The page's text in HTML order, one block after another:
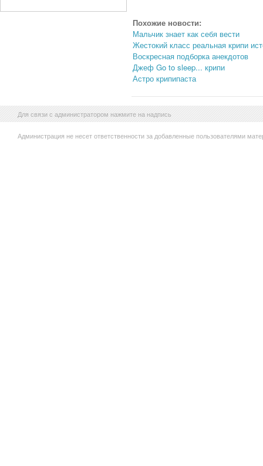
Похожие новости:
Мальчик знает как себя вести
Жестокий класс реальная крипи
Воскресная подборка анекдотов
Джеф Go to sleep... крипи
Астро крипипаста
Для связи с администратором нажмите на надпись
Администрация не несет ответственности за добавленные пользователями